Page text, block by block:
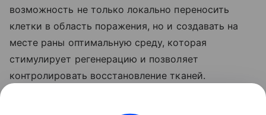
возможность не только локально переносить
клетки в область поражения, но и создавать на
месте раны оптимальную среду, которая
стимулирует регенерацию и позволяет
контролировать восстановление тканей.